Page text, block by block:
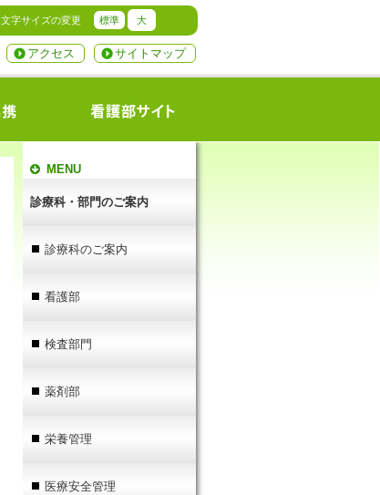
文字サイズの変更 標準 大
サイトマップ
アクセス
MENU
診療科・部門のご案内
診療科のご案内
看護部
検査部門
薬剤部
栄養管理
医療安全管理